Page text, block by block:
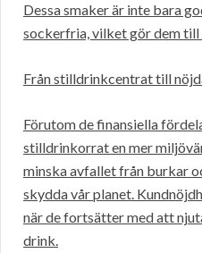
Dessa smaker är inte bara
sockerfria, vilket gör dem
Från stilldrinkcentrat till
Förutom de finansiella
stilldrinkorrat en mer
minska avfallet från burkar
skydda vår planet.
när de fortsätter med att
drink.